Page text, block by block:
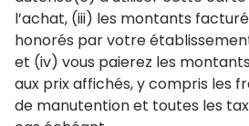
l’achat, (iii) les montants
honorés par votre
et (iv) vous paierez les
aux prix affichés, y compris les
de manutention et toutes les